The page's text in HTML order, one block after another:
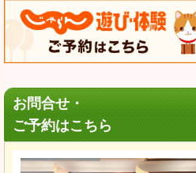
お問合せ・
ご予約はこちら